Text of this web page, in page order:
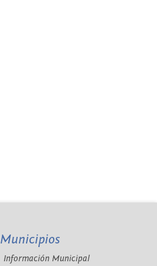
Municipios
Información Municipal